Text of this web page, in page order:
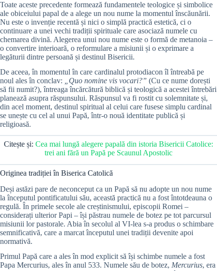
Toate aceste precedente formează fundamentele teologice și simbolice
ale obiceiului papal de a alege un nou nume la momentul înscăunării.
Nu este o invenție recentă și nici o simplă practică estetică, ci o
continuare a unei vechi tradiții spirituale care asociază numele cu
chemarea divină. Alegerea unui nou nume este o formă de metanoia –
o convertire interioară, o reformulare a misiunii și o exprimare a
legăturii dintre persoană și destinul Bisericii.
De aceea, în momentul în care cardinalul protodiacon îl întreabă pe
noul ales în conclav:
„Quo nomine vis vocari?” (Cu ce nume dorești
să fii numit?), întreaga încărcătură biblică și teologică a acestei întrebări
planează asupra răspunsului. Răspunsul va fi rostit cu solemnitate și,
din acel moment, destinul spiritual al celui care fusese simplu cardinal
se unește cu cel al unui Papă, într-o nouă identitate publică și
religioasă.
Citește și: Cea mai lungă alegere papală din istoria Bisericii Catolice:
trei ani fără un Papă pe Scaunul Apostolic
Originea tradiției în Biserica Catolică
Deși astăzi pare de neconceput ca un Papă să nu adopte un nou nume
la începutul pontificatului său, această practică nu a fost întotdeauna o
regulă. În primele secole ale creștinismului, episcopii Romei –
considerați ulterior Papi – își păstrau numele de botez pe tot parcursul
misiunii lor pastorale. Abia în secolul al VI-lea s-a produs o schimbare
semnificativă, care a marcat începutul unei tradiții devenite apoi
normativă.
Primul Papă care a ales în mod explicit să își schimbe numele a fost
Papa Mercurius, ales în anul 533. Numele său de botez, Mercurius, era